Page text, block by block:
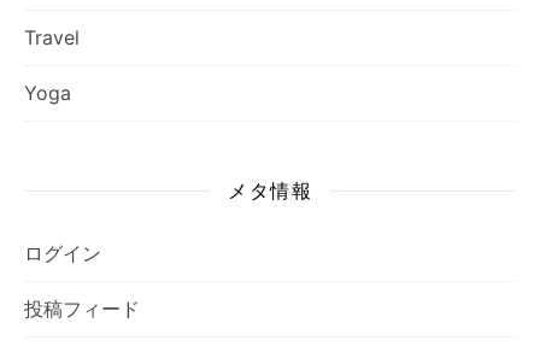
Travel
Yoga
メタ情報
ログイン
投稿フィード